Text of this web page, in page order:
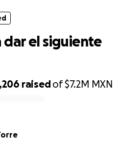
raisedof$7.2M MXN
dar el siguiente